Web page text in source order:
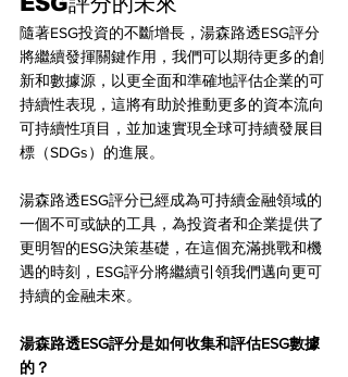
隨著ESG投資的不斷增長，湯森路透ESG評分
將繼續發揮關鍵作用，我們可以期待更多的創
新和數據源，以更全面和準確地評估企業的可
持續性表現，這將有助於推動更多的資本流向
可持續性項目，並加速實現全球可持續發展目
標（SDGs）的進展。
湯森路透ESG評分已經成為可持續金融領域的
一個不可或缺的工具，為投資者和企業提供了
更明智的ESG決策基礎，在這個充滿挑戰和機
遇的時刻，ESG評分將繼續引領我們邁向更可
持續的金融未來。
湯森路透ESG評分是如何收集和評估ESG數據
的？